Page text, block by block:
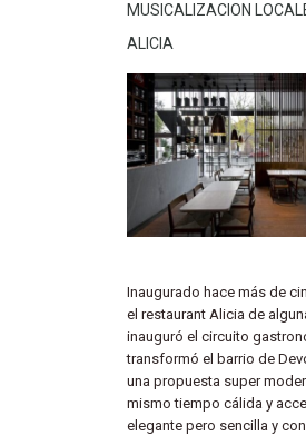
MUSICALIZACION
ALICIA
Inaugurado hace más de
el restaurant Alicia de
inauguró el circuito
transformó el barrio de
una propuesta super
mismo tiempo cálida y
elegante pero sencilla y